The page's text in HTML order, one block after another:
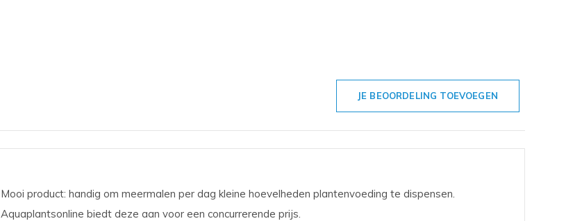
JE BEOORDELING TOEVOEGEN
Mooi product: handig om meermalen per dag kleine hoevelheden plantenvoeding te dispensen.
Aquaplantsonline biedt deze aan voor een concurrerende prijs.